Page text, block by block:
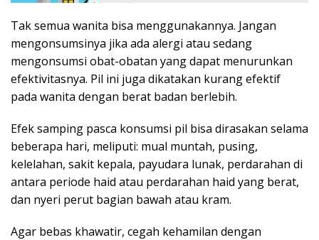
Tak semua wanita bisa menggunakannya. Jangan
mengonsumsinya jika ada alergi atau sedang
mengonsumsi obat-obatan yang dapat menurunkan
efektivitasnya. Pil ini juga dikatakan kurang efektif
pada wanita dengan berat badan berlebih.
Efek samping pasca konsumsi pil bisa dirasakan selama
beberapa hari, meliputi: mual muntah, pusing,
kelelahan, sakit kepala, payudara lunak, perdarahan di
antara periode haid atau perdarahan haid yang berat,
dan nyeri perut bagian bawah atau kram.
Agar bebas khawatir, cegah kehamilan dengan